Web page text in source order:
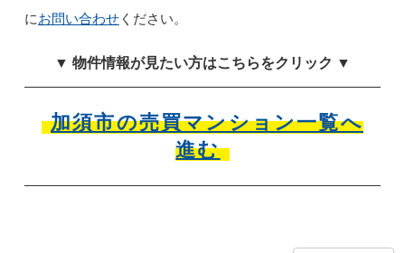
にお問い合わせください。
▼ 物件情報が見たい方はこちらをクリック ▼
加須市の売買マンション一覧へ
進む